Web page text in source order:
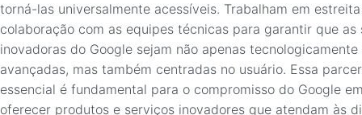
torná-las universalmente acessíveis. Trabalham em estreita
colaboração com as equipes técnicas para garantir que as
inovadoras do Google sejam não apenas tecnologicamente
avançadas, mas também centradas no usuário. Essa
essencial é fundamental para o compromisso do Google
oferecer produtos e serviços inovadores que atendam às